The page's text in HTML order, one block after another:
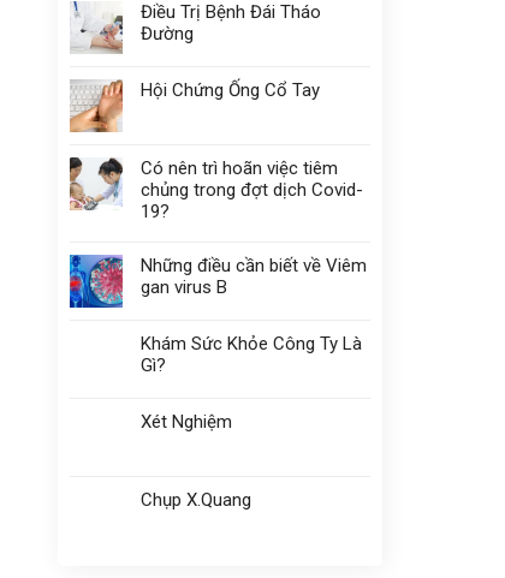
Điều Trị Bệnh Đái Tháo
Đường
Hội Chứng Ống Cổ Tay
Có nên trì hoãn việc tiêm
chủng trong đợt dịch Covid-
19?
Những điều cần biết về Viêm
gan virus B
Khám Sức Khỏe Công Ty Là
Gì?
Xét Nghiệm
Chụp X.Quang